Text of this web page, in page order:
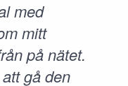
med
mitt
på nätet.
gå den